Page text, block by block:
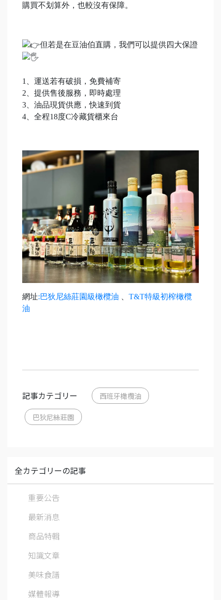
購買不划算外，也較沒有保障。
但若是在豆油伯直購，我們可以提供四大保證
1、運送若有破損，免費補寄
2、提供售後服務，即時處理
3、油品現貨供應，快速到貨
4、全程18度C冷藏貨櫃來台
網址:巴狄尼絲莊園級橄欖油
T&T特級初榨橄欖
油
記事カテゴリー 西班牙橄欖油
巴狄尼絲莊園
全カテゴリーの記事
重要公告
最新消息
商品特輯
知識文章
美味食譜
媒體報導